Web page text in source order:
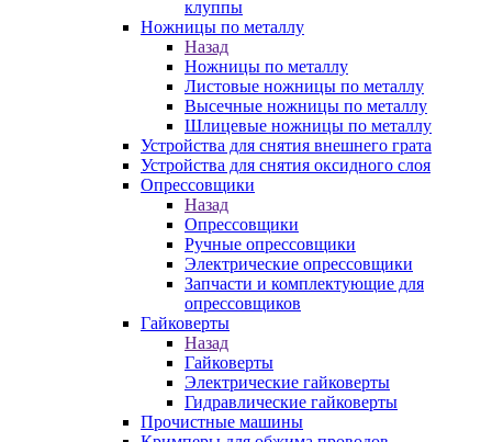
клуппы
Ножницы по металлу
Назад
Ножницы по металлу
Листовые ножницы по металлу
Высечные ножницы по металлу
Шлицевые ножницы по металлу
Устройства для снятия внешнего грата
Устройства для снятия оксидного слоя
Опрессовщики
Назад
Опрессовщики
Ручные опрессовщики
Электрические опрессовщики
Запчасти и комплектующие для
опрессовщиков
Гайковерты
Назад
Гайковерты
Электрические гайковерты
Гидравлические гайковерты
Прочистные машины